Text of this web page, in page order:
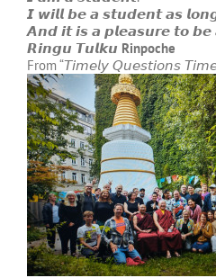
𝙄 𝙬𝙞𝙡𝙡 𝙗𝙚 𝙖 𝙨𝙩𝙪𝙙𝙚𝙣𝙩 𝙖𝙨
𝘼𝙣𝙙 𝙞𝙩 𝙞𝙨 𝙖 𝙥𝙡𝙚𝙖𝙨𝙪𝙧𝙚 𝙩𝙤
𝙍𝙞𝙣𝙜𝙪 𝙏𝙪𝙡𝙠𝙪 Rinpoche
From “𝘛𝘪𝘮𝘦𝘭𝘺 𝘘𝘶𝘦𝘴𝘵𝘪𝘰𝘯𝘴